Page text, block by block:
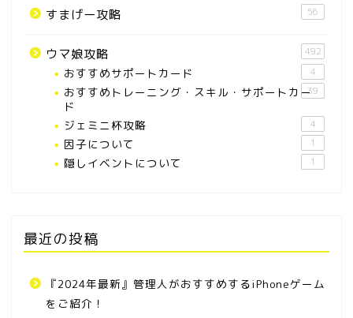
すまげー攻略 56
ウマ娘攻略 492
おすすめサポートカード 4
おすすめトレーニング・スキル・サポートカー
ド
39
ジェミニ杯攻略 4
因子について 1
隠しイベントについて 1
最近の投稿
『2024年最新』管理人がおすすめするiPhoneゲーム
をご紹介！